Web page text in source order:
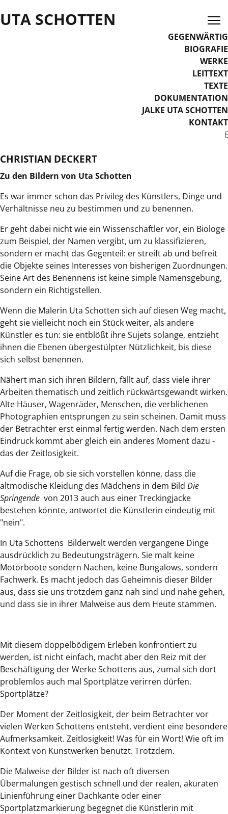
UTA SCHOTTEN
GEGENWÄRTIG
BIOGRAFIE
WERKE
LEITTEXT
TEXTE
DOKUMENTATION
JALKE UTA SCHOTTEN
KONTAKT
CHRISTIAN DECKERT
Zu den Bildern von Uta Schotten
Es war immer schon das Privileg des Künstlers, Dinge und
Verhältnisse neu zu bestimmen und zu benennen.
Er geht dabei nicht wie ein Wissenschaftler vor, ein Biologe
zum Beispiel, der Namen vergibt, um zu klassifizieren,
sondern er macht das Gegenteil: er streift ab und befreit
die Objekte seines Interesses von bisherigen Zuordnungen.
Seine Art des Benennens ist keine simple Namensgebung,
sondern ein Richtigstellen.
Wenn die Malerin Uta Schotten sich auf diesen Weg macht,
geht sie vielleicht noch ein Stück weiter, als andere
Künstler es tun: sie entblößt ihre Sujets solange, entzieht
ihnen die Ebenen übergestülpter Nützlichkeit, bis diese
sich selbst benennen.
Nähert man sich ihren Bildern, fällt auf, dass viele ihrer
Arbeiten thematisch und zeitlich rückwärtsgewandt wirken.
Alte Häuser, Wagenräder, Menschen, die verblichenen
Photographien entsprungen zu sein scheinen. Damit muss
der Betrachter erst einmal fertig werden. Nach dem ersten
Eindruck kommt aber gleich ein anderes Moment dazu -
das der Zeitlosigkeit.
Auf die Frage, ob sie sich vorstellen könne, dass die
altmodische Kleidung des Mädchens in dem Bild Die
Springende von 2013 auch aus einer Treckingjacke
bestehen könnte, antwortet die Künstlerin eindeutig mit
"nein".
In Uta Schottens Bilderwelt werden vergangene Dinge
ausdrücklich zu Bedeutungsträgern. Sie malt keine
Motorboote sondern Nachen, keine Bungalows, sondern
Fachwerk. Es macht jedoch das Geheimnis dieser Bilder
aus, dass sie uns trotzdem ganz nah sind und nahe gehen,
und dass sie in ihrer Malweise aus dem Heute stammen.
Mit diesem doppelbödigem Erleben konfrontiert zu
werden, ist nicht einfach, macht aber den Reiz mit der
Beschäftigung der Werke Schottens aus, zumal sich dort
problemlos auch mal Sportplätze verirren dürfen.
Sportplätze?
Der Moment der Zeitlosigkeit, der beim Betrachter vor
vielen Werken Schottens entsteht, verdient eine besondere
Aufmerksamkeit. Zeitlosigkeit! Was für ein Wort! Wie oft im
Kontext von Kunstwerken benutzt. Trotzdem.
Die Malweise der Bilder ist nach oft diversen
Übermalungen gestisch schnell und der realen, akuraten
Linienführung einer Dachkante oder einer
Sportplatzmarkierung begegnet die Künstlerin mit